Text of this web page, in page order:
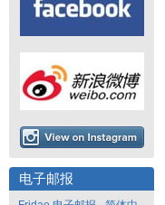
电子邮报